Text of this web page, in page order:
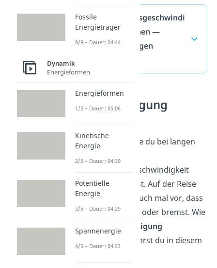
Durchschnittsgeschwindi
gkeit berechnen —
häufigste Fragen
Beschleunigung
Jetzt weißt du, wie du bei langen
Durchschnittsgeschwindigkeit
berechnen kannst. Auf der Reise
kommt es aber auch mal vor, dass
du beschleunigst oder bremst. Wie
du die
Beschleunigung
, erfährst du in diesem
Fossile
Energieträger
9/9 – Dauer: 04:44
Dynamik
Energieformen
Energieformen
1/5 – Dauer: 05:06
Kinetische
Energie
2/5 – Dauer: 04:30
Potentielle
Energie
3/5 – Dauer: 04:29
Spannenergie
4/5 – Dauer: 04:33